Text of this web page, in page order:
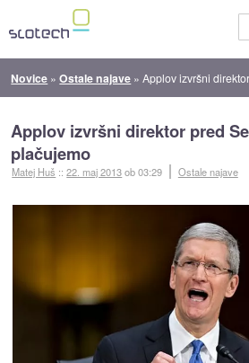
Novice »Ostale najave »Applov izvršni direktor
Applov izvršni direktor pred
plačujemo
Matej Huš ::22. maj 2013ob 03:29 Ostale najave